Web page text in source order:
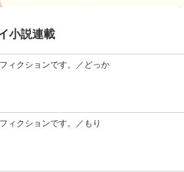
小説連載
ィクションです。／どっか
ィクションです。／もり